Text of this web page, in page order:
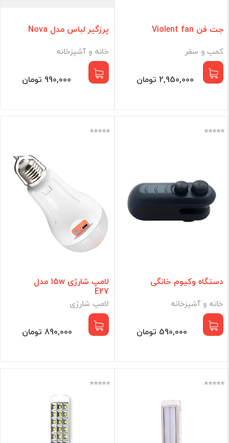
جت فن Violent fan
کمپ و سفر
2,950,000 تومان
پرزگیر لباس مدل Nova
خانه و آشپزخانه
990,000 تومان
دستگاه وکیوم خانگی
خانه و آشپزخانه
590,000 تومان
لامپ شارژی 15w مدل
E27
لامپ شارژی
890,000 تومان